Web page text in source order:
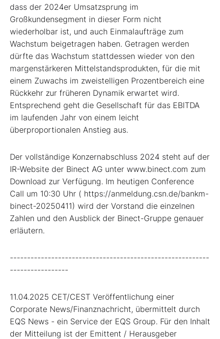
dass der 2024er Umsatzsprung im
Großkundensegment in dieser Form nicht
wiederholbar ist, und auch Einmalaufträge zum
Wachstum beigetragen haben. Getragen werden
dürfte das Wachstum stattdessen wieder von den
margenstärkeren Mittelstandsprodukten, für die mit
einem Zuwachs im zweistelligen Prozentbereich eine
Rückkehr zur früheren Dynamik erwartet wird.
Entsprechend geht die Gesellschaft für das EBITDA
im laufenden Jahr von einem leicht
überproportionalen Anstieg aus.
Der vollständige Konzernabschluss 2024 steht auf der
IR-Website der Binect AG unter www.binect.com zum
Download zur Verfügung. Im heutigen Conference
Call um 10:30 Uhr ( https://anmeldung.csn.de/bankm-
binect-20250411) wird der Vorstand die einzelnen
Zahlen und den Ausblick der Binect-Gruppe genauer
erläutern.
----------------------------------------------------------
-----------------
11.04.2025 CET/CEST Veröffentlichung einer
Corporate News/Finanznachricht, übermittelt durch
EQS News - ein Service der EQS Group. Für den Inhalt
der Mitteilung ist der Emittent / Herausgeber